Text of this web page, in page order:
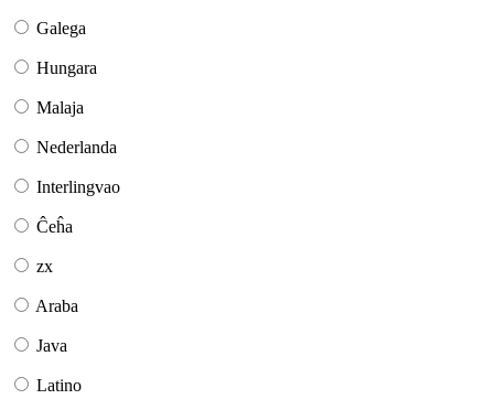
Galega
Hungara
Malaja
Nederlanda
Interlingvao
Ĉeĥa
zx
Araba
Java
Latino